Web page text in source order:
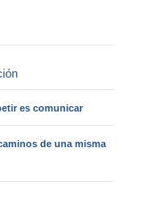
es comunicar
de una misma